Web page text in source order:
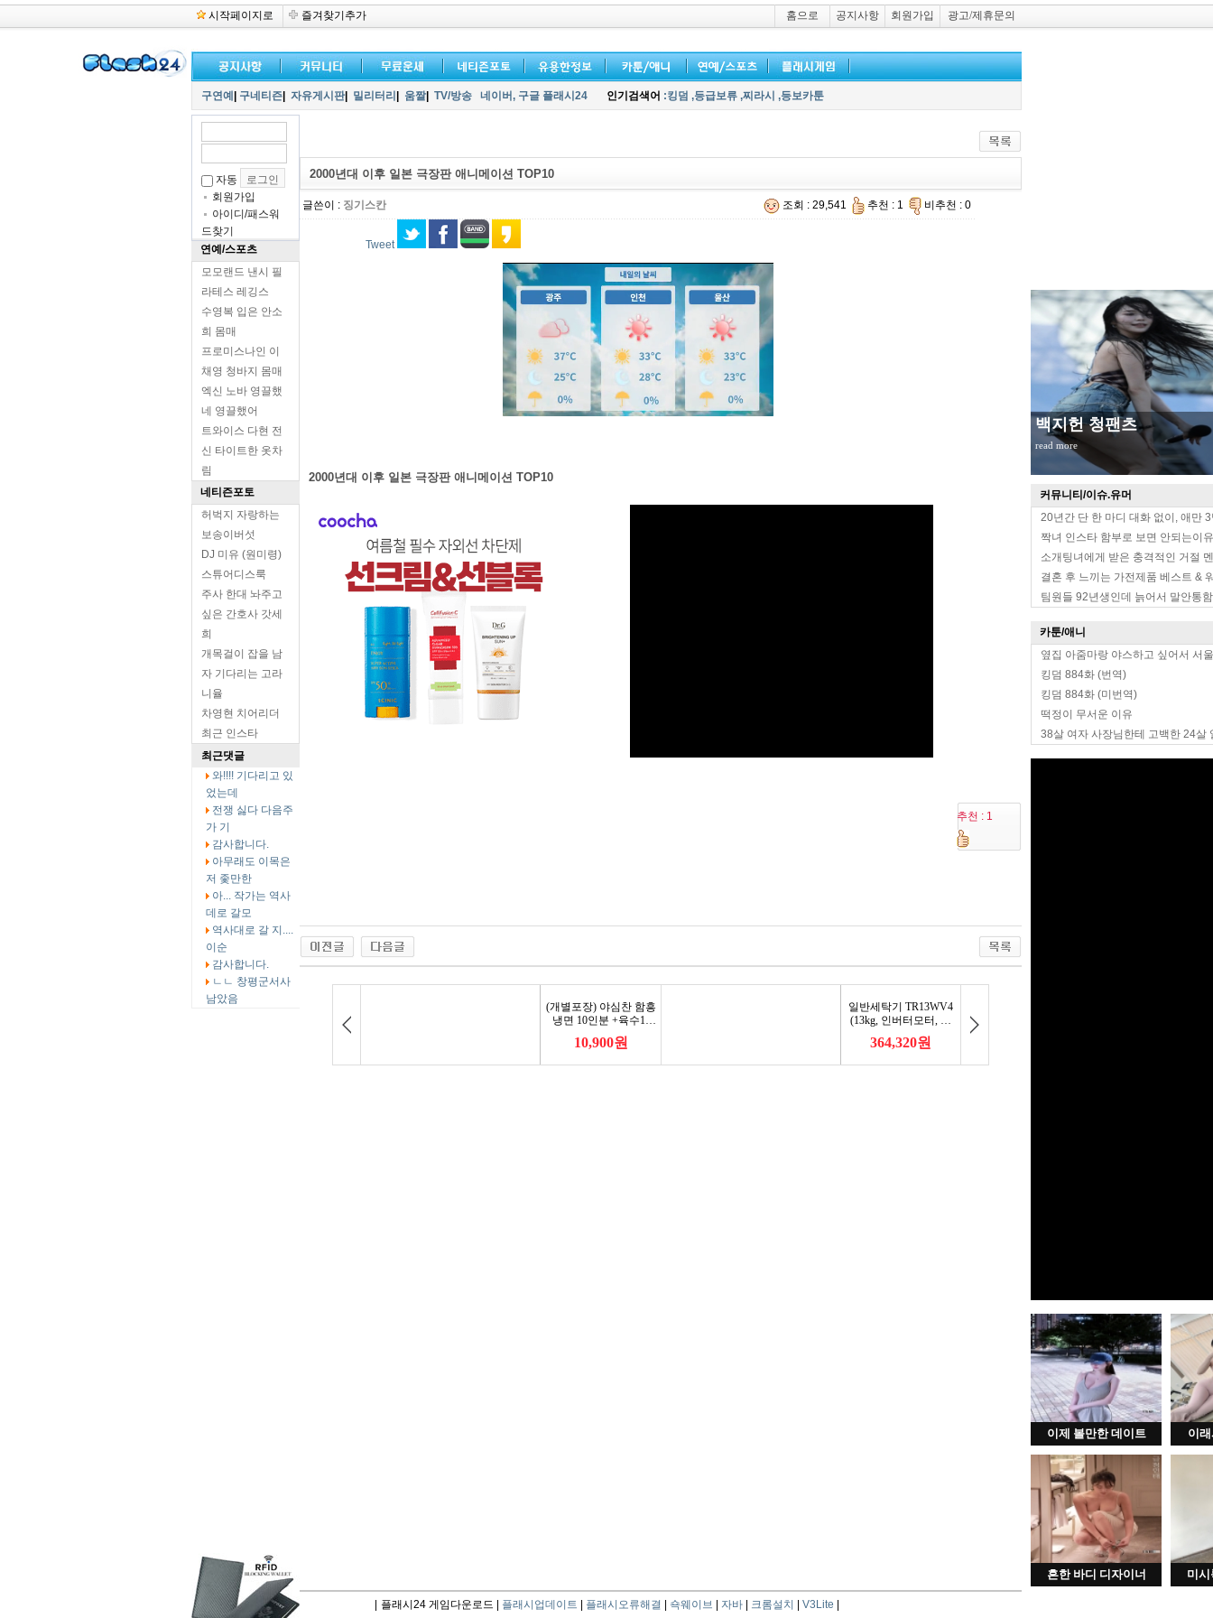
시작페이지로 즐겨찾기추가 홈으로 공지사항 회원가입 광고/제휴문의
백지헌 청팬츠
read more
커뮤니티/이슈.유머
20년간 단 한 마디 대화 없이, 애만
짝녀 인스타 함부로 보면 안되는이유
소개팅녀에게 받은 충격적인 거절
결혼 후 느끼는 가전제품 베스트 &
팀원들 92년생인데 늙어서 말안통
카툰/애니
옆집 아줌마랑 야스하고 싶어서 서
킹덤 884화 (번역)
킹덤 884화 (미번역)
떡정이 무서운 이유
38살 여자 사장님한테 고백한 24살
이제 볼만한 데이트 이
흔한 바디 디자이너 미시
구연예 구네티즌 자유게시판| 밀리터리 움짤| TV/방송 네이버, 구글 플래시24 인기검색어 :킹덤 ,등급보류 ,찌라시 ,등보카툰
자동
회원가입
아이디/패스워
드찾기
연예/스포츠
모모랜드 낸시 필
라테스 레깅스
수영복 입은 안소
희 몸매
프로미스나인 이
채영 청바지 몸매
엑신 노바 영끌했
네 영끌했어
트와이스 다현 전
신 타이트한 옷차
림
네티즌포토
허벅지 자랑하는
보송이버섯
DJ 미유 (원미령)
스튜어디스룩
주사 한대 놔주고
싶은 간호사 갓세
희
개목걸이 잡을 남
자 기다리는 고라
니율
차영현 치어리더
최근 인스타
최근댓글
와!!!! 기다리고 있
었는데
전쟁 싫다 다음주
가 기
감사합니다.
아무래도 이목은
저 좇만한
아... 작가는 역사
데로 갈모
역사대로 갈 지....
이순
감사합니다.
ㄴㄴ 창평군서사
남았음
2000년대 이후 일본 극장판 애니메이션 TOP10
글쓴이 : 징기스칸 조회 : 29,541 추천 : 1 비추천 : 0
Tweet
u
2000년대 이후 일본 극장판 애니메이션 TOP10
추천 : 1
플래시24 게임다운로드 | 플래시업데이트 플래시오류해결 쇽웨이브 자바| 크롬설치 V3Lite